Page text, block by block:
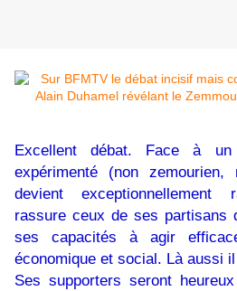
Excellent débat. Face à
expérimenté (non
devient
rassure ceux de ses partisans
ses capacités à agir
économique et social. Là aussi
Ses supporters seront